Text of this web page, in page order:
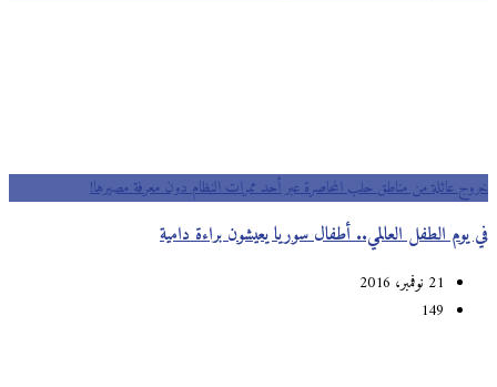
خروج عائلة من مناطق حلب المحاصرة عبر أحد ممرات النظام دون معرفة مصيرها!
في يوم الطفل العالمي.. أطفال سوريا يعيشون براءة دامية
21 نوفمبر، 2016
149